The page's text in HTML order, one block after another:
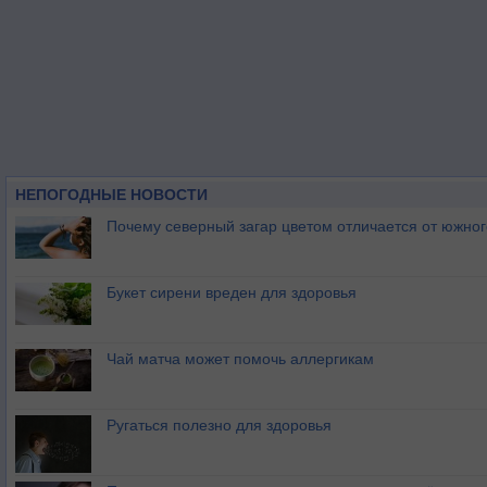
НЕПОГОДНЫЕ НОВОСТИ
Почему северный загар цветом отличается от
Букет сирени вреден для здоровья
Чай матча может помочь аллергикам
Ругаться полезно для здоровья